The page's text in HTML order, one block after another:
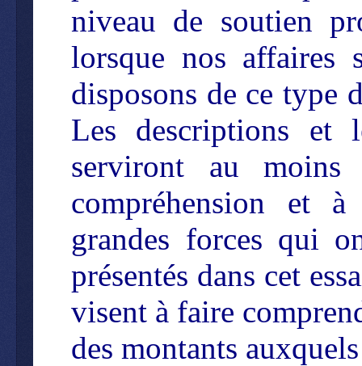
niveau de soutien
lorsque nos affaires
disposons de ce type
Les descriptions et
serviront au
compréhension et
grandes forces qui
présentés dans cet
visent à faire
des montants